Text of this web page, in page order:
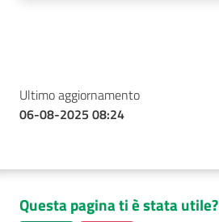
Ultimo aggiornamento
06-08-2025 08:24
Questa pagina ti è stata utile?